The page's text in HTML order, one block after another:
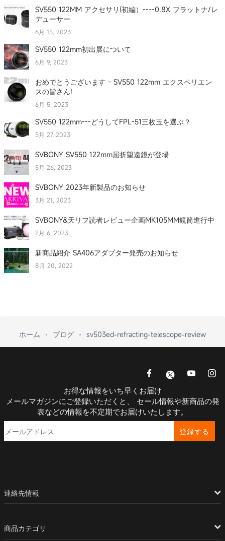
SV550 122MM アクセサリ(初編）----0.8X フラットナ/レ
デューサー
6月 15, 2023
SV550 122mm初出展について
6月 9, 2023
おめでとうございます - SV550 122mm エクスペリエン
スの皆さん!
6月 5, 2023
SV550 122mm---どうしてFPL-51三枚玉を選ぶ？
5月 27, 2023
SVBONY SV550 122mm屈折望遠鏡が登場
5月 26, 2023
SVBONY 2023年新製品のお知らせ
3月 21, 2023
SVBONY&天リフ読者レビュー企画MK105MM鏡筒進行中
2月 6, 2023
新商品紹介 SA406アダプター発売のお知らせ
8月 20, 2022
ホーム ブログ sv503ed-refracting-telescope-review
お得な情報をいち早くお届け
メールマガジンにご登録いただくと、 セール情報や新商品の発
表などの情報を不定期でお届けいたします。
登録する
連絡先情報
商品カテゴリ